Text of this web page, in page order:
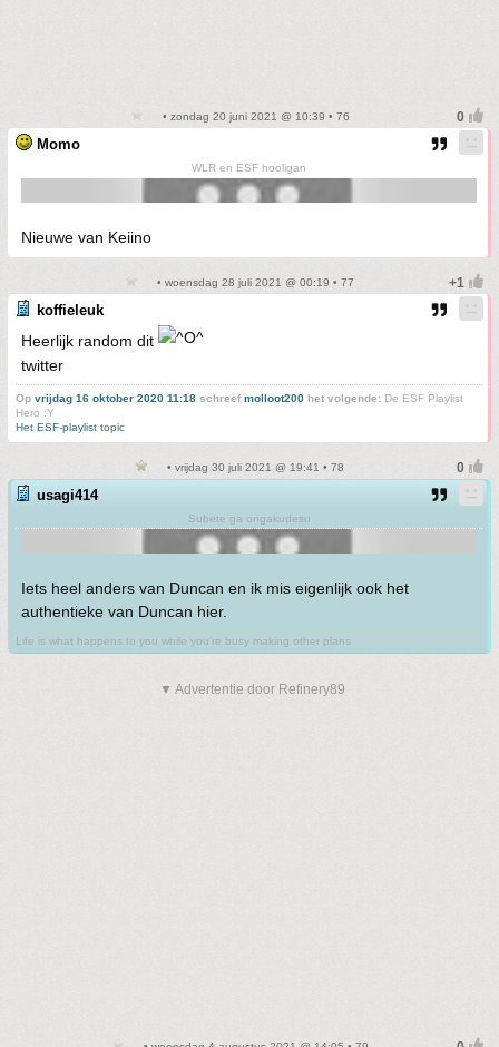
• zondag 20 juni 2021 @ 10:39 • 76
Momo
WLR en ESF hooligan
Nieuwe van Keiino
• woensdag 28 juli 2021 @ 00:19 • 77
koffieleuk
Heerlijk random dit
twitter
Op vrijdag 16 oktober 2020 11:18 schreefmolloot200 het volgende: De ESF Playlist
Hero :Y
Het ESF-playlist topic
• vrijdag 30 juli 2021 @ 19:41 • 78
usagi414
Subete ga ongakudesu
Iets heel anders van Duncan en ik mis eigenlijk ook het
authentieke van Duncan hier.
Life is what happens to you while you're busy making other plans
▼ Advertentie door Refinery89